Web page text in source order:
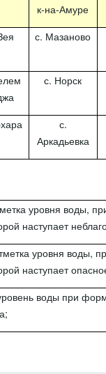
к-на-Амуре
с. Мазаново
с. Норск
с.
Аркадьевка
уровня воды,
наступает
уровня воды,
наступает
воды при